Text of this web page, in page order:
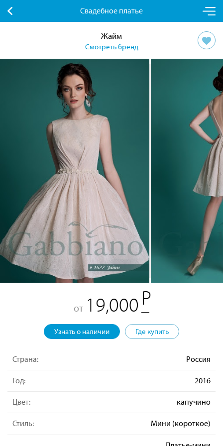
Свадебное платье
Жайм
Смотреть бренд
от 19,000
Узнать о наличии Где купить
Страна: Россия
Год: 2016
Цвет: капучино
Стиль: Мини (короткое)